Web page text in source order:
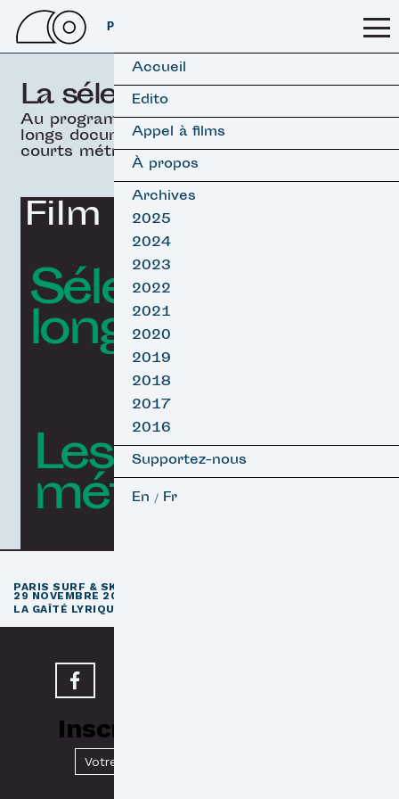
PSSFF 2026
Accueil
Edito
Appel à films
À propos
Archives
2025
2024
2023
2022
2021
2020
2019
2018
2017
2016
Supportez-nous
En / Fr
La sélection officielle
Au programme, 19 films
longs documentaires &
courts métrages.
Film d'ouverture
Sélection
longs Surf
Les courts
métrages
PARIS SURF & SKATEBOARD FILM FESTIVAL
29 NOVEMBRE 2026
LA GAÎTÉ LYRIQUE · PARIS 3
Inscrivez-vous à notre